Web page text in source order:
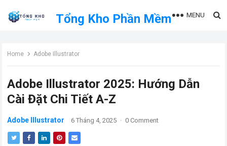
Tổng Kho Phần Mềm MENU
Home Adobe Illustrator
Adobe Illustrator 2025: Hướng Dẫn
Cài Đặt Chi Tiết A-Z
Adobe Illustrator 6 Tháng 4, 2025 · 0 Comment